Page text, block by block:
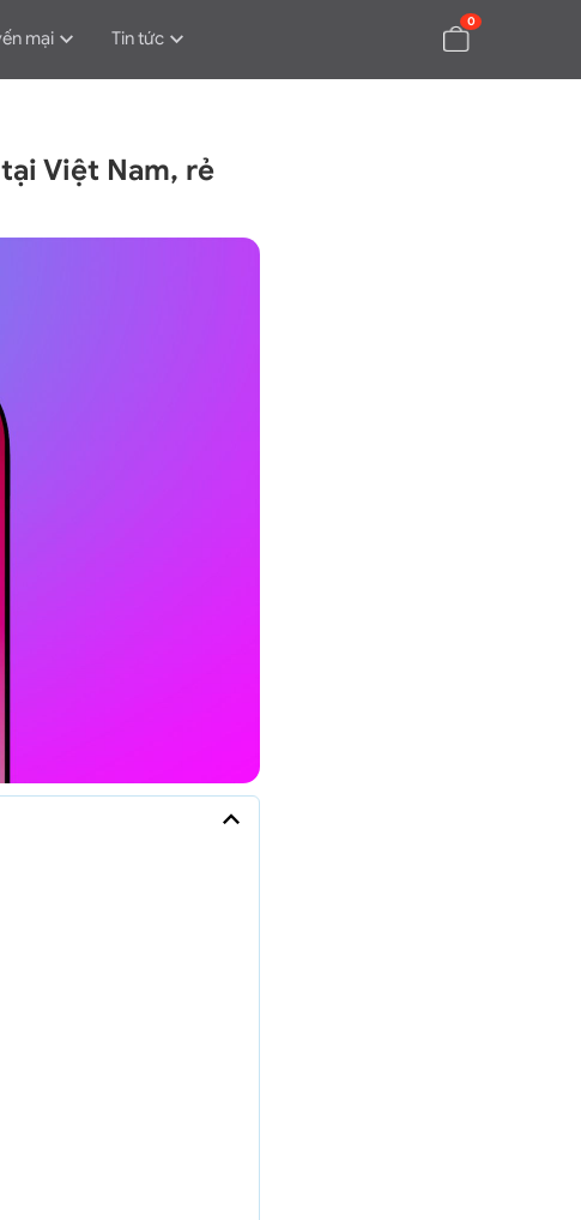
0
mại Tin tức
Việt Nam, rẻ